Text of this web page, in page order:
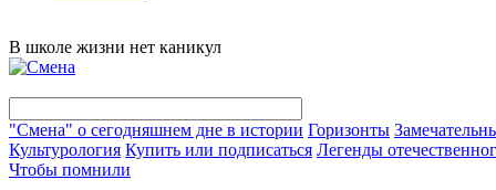
В школе жизни нет каникул
"Смена" о сегодняшнем дне в истории Горизонты
Культурология Купить или подписаться Легенды
Чтобы помнили